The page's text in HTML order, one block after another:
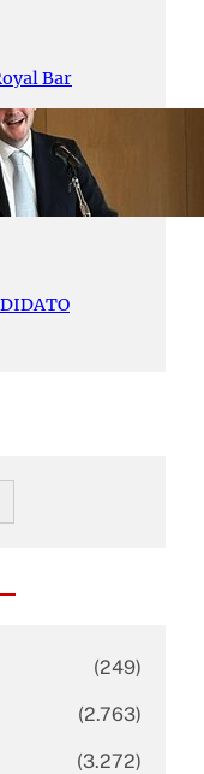
Bar
(249)
(2.763)
(3.272)